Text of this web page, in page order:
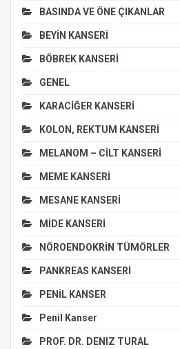
BASINDA VE ÖNE ÇIKANLAR
BEYİN KANSERİ
BÖBREK KANSERİ
GENEL
KARACİĞER KANSERİ
KOLON, REKTUM KANSERİ
MELANOM – CİLT KANSERİ
MEME KANSERİ
MESANE KANSERİ
MİDE KANSERİ
NÖROENDOKRİN TÜMÖRLER
PANKREAS KANSERİ
PENİL KANSER
Penil Kanser
PROF. DR. DENIZ TURAL